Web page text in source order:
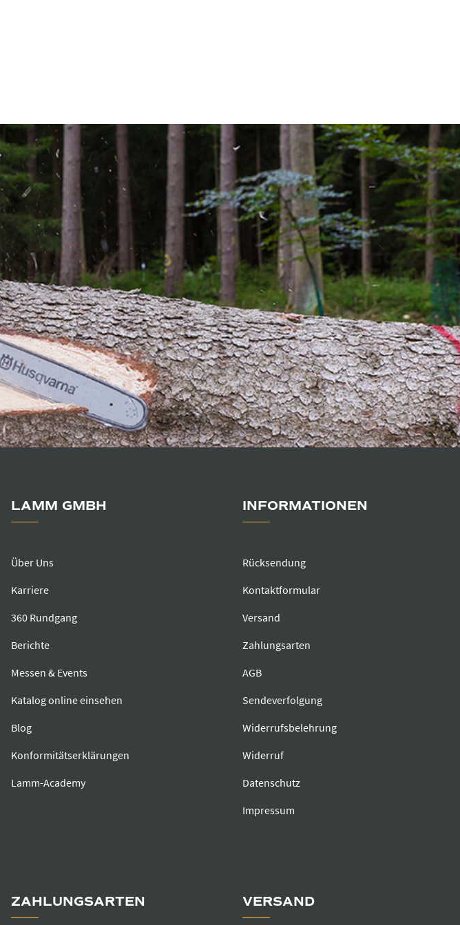
LAMM GMBH
Über Uns
Karriere
360 Rundgang
Berichte
Messen & Events
Katalog online einsehen
Blog
Konformitätserklärungen
Lamm-Academy
INFORMATIONEN
Rücksendung
Kontaktformular
Versand
Zahlungsarten
AGB
Sendeverfolgung
Widerrufsbelehrung
Widerruf
Datenschutz
Impressum
ZAHLUNGSARTEN VERSAND